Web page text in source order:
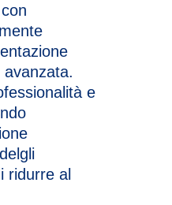
e
ridurre al